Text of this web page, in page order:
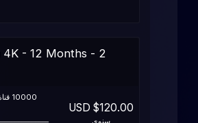
4K - 12 Months - 2
$120.00 USD